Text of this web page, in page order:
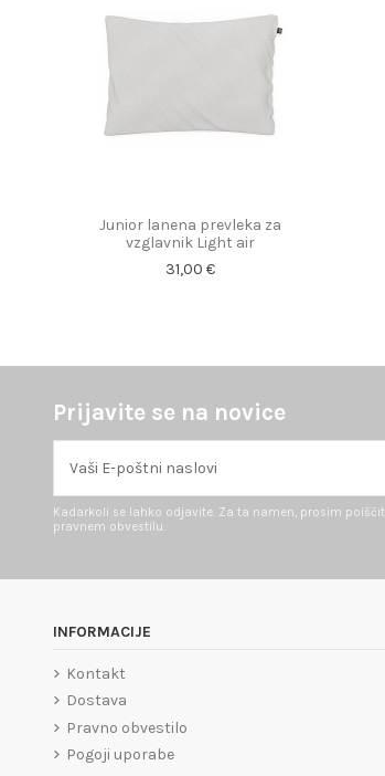
Junior lanena prevleka za
vzglavnik Light air
31,00 €
Prijavite se na novice
Kadarkoli se lahko odjavite. Za ta namen, prosim
pravnem obvestilu.
INFORMACIJE
Kontakt
Dostava
Pravno obvestilo
Pogoji uporabe